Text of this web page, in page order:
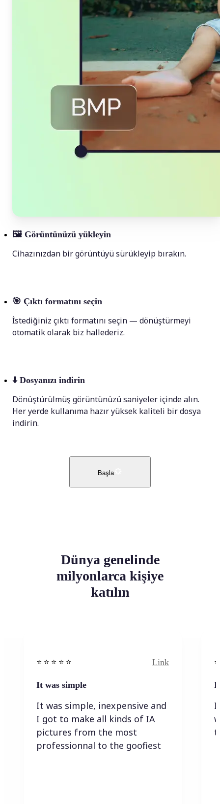
🖼 Görüntünüzü yükleyin
Cihazınızdan bir görüntüyü sürükleyip bırakın.
🎯 Çıktı formatını seçin
İstediğiniz çıktı formatını seçin — dönüştürmeyi
otomatik olarak biz hallederiz.
⬇️ Dosyanızı indirin
Dönüştürülmüş görüntünüzü saniyeler içinde alın.
Her yerde kullanıma hazır yüksek kaliteli bir dosya
indirin.
Başla
Dünya genelinde
milyonlarca kişiye
katılın
⭐️ ⭐️ ⭐️ ⭐ ⭐️ Link
It was simple
It was simple, inexpensive and
I got to make all kinds of IA
pictures from the most
professionnal to the goofiest
I
I